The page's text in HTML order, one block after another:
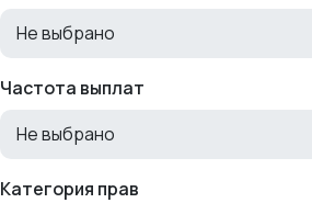
Не выбрано
Частота выплат
Не выбрано
Категория прав